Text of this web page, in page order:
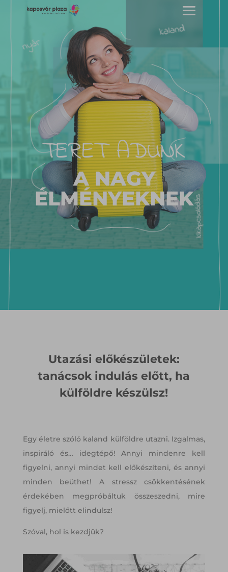
TERET ADUNK
A NAGY
ÉLMÉNYEKNEK
Utazási előkészületek:
tanácsok indulás előtt, ha
külföldre készülsz!
Egy életre szóló kaland külföldre utazni. Izgalmas,
inspiráló és… idegtépő! Annyi mindenre kell
figyelni, annyi mindet kell előkészíteni, és annyi
minden beüthet! A stressz csökkentésének
érdekében megpróbáltuk összeszedni, mire
figyelj, mielőtt elindulsz!
Szóval, hol is kezdjük?